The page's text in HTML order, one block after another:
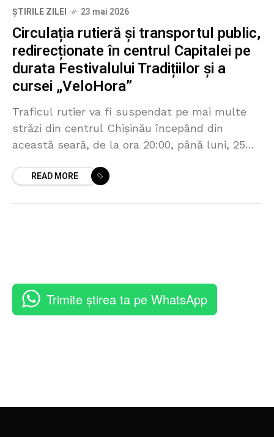
ȘTIRILE ZILEI 23 mai 2026
Circulația rutieră și transportul public,
redirecționate în centrul Capitalei pe
durata Festivalului Tradițiilor și a
cursei „VeloHora”
Traficul rutier va fi suspendat pe mai multe
străzi din centrul Chișinău începând din
această seară, de la ora 20:00, până luni, 25
Festivalului
READ MORE
Trimite știrea ta pe WhatsApp